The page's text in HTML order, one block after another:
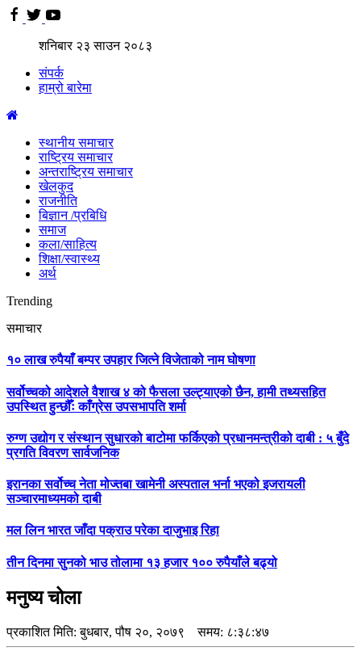
शनिबार २३साउन २०८३
संपर्क
हाम्रो बारेमा
स्थानीय समाचार
राष्ट्रिय समाचार
अन्तराष्ट्रिय समाचार
खेलकुद
राजनीति
बिज्ञान /प्रबिधि
समाज
कला/साहित्य
शिक्षा/स्वास्थ्य
अर्थ
Trending
समाचार
१० लाख रुपैयाँ बम्पर उपहार जित्ने विजेताको नाम घोषणा
सर्वोच्चको आदेशले वैशाख ४ को फैसला उल्ट्याएको छैन, हामी तथ्यसहित
उपस्थित हुन्छौँः काँग्रेस उपसभापति शर्मा
रुग्ण उद्योग र संस्थान सुधारको बाटोमा फर्किएको प्रधानमन्त्रीको दाबी : ५ बुँदे
प्रगति विवरण सार्वजनिक
इरानका सर्वोच्च नेता मोज्तबा खामेनी अस्पताल भर्ना भएको इजरायली
सञ्चारमाध्यमको दाबी
मल लिन भारत जाँदा पक्राउ परेका दाजुभाइ रिहा
तीन दिनमा सुनको भाउ तोलामा १३ हजार १०० रुपैयाँले बढ्यो
मनुष्य चोला
प्रकाशित मिति:बुधबार, पौष २०, २०७९ समय: ८:३८:४७